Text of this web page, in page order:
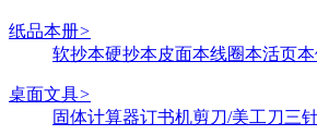
纸品本册>
软抄本硬抄本皮面本线圈本活页本
桌面文具>
固体计算器订书机剪刀/美工刀三